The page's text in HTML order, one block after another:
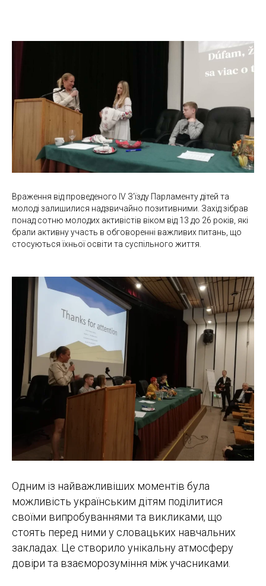
Враження від проведеного IV З'їзду Парламенту дітей та
молоді залишилися надзвичайно позитивними. Захід зібрав
понад сотню молодих активістів віком від 13 до 26 років, які
брали активну участь в обговоренні важливих питань, що
стосуються їхньої освіти та суспільного життя.
Одним із найважливіших моментів була
можливість українським дітям поділитися
своїми випробуваннями та викликами, що
стоять перед ними у словацьких навчальних
закладах. Це створило унікальну атмосферу
довіри та взаєморозуміння між учасниками.